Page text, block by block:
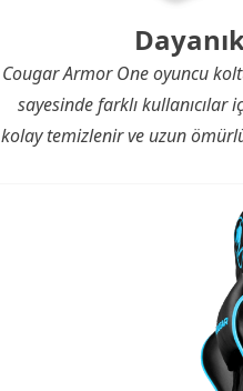
Cougar Armor One oyuncu
sayesinde farklı
kolay temizlenir ve uzun